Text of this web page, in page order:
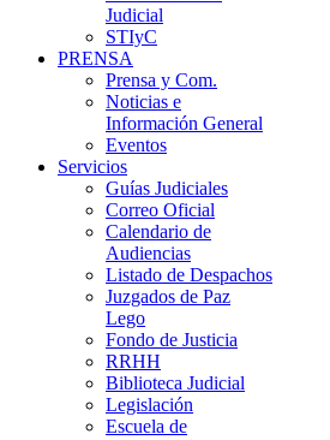
Judicial
STIyC
PRENSA
Prensa y Com.
Noticias e
Información General
Eventos
Servicios
Guías Judiciales
Correo Oficial
Calendario de
Audiencias
Listado de Despachos
Juzgados de Paz
Lego
Fondo de Justicia
RRHH
Biblioteca Judicial
Legislación
Escuela de